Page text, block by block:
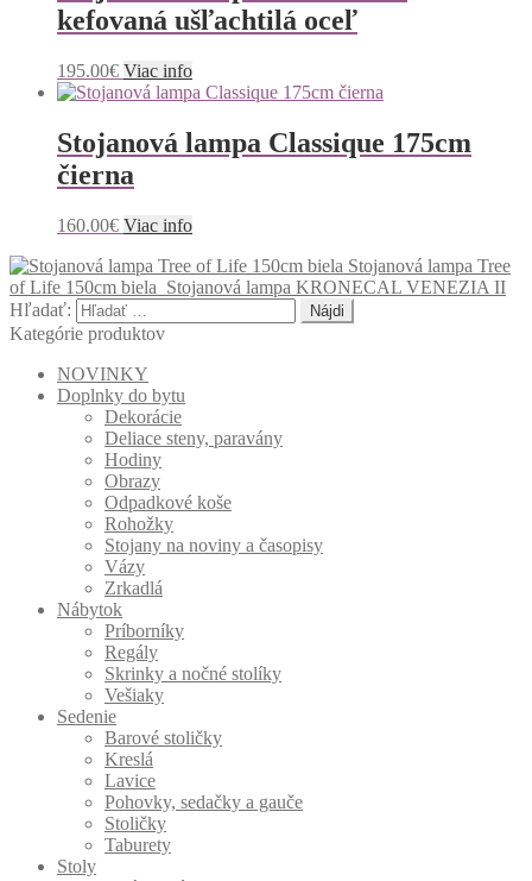
kefovaná ušľachtilá oceľ
195.00€ Viac info
Stojanová lampa Classique 175cm
čierna
160.00€ Viac info
Stojanová lampa Tree
of Life 150cm biela Stojanová lampa KRONECAL VENEZIA II
Hľadať:
Kategórie produktov
NOVINKY
Doplnky do bytu
Dekorácie
Deliace steny, paravány
Hodiny
Obrazy
Odpadkové koše
Rohožky
Stojany na noviny a časopisy
Vázy
Zrkadlá
Nábytok
Príborníky
Regály
Skrinky a nočné stolíky
Vešiaky
Sedenie
Barové stoličky
Kreslá
Lavice
Pohovky, sedačky a gauče
Stoličky
Taburety
Stoly